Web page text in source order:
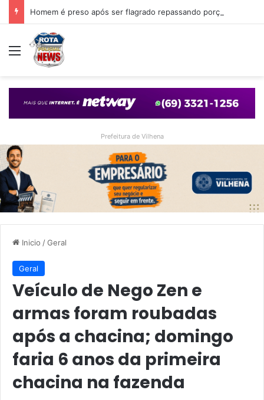
Menu
Prefeitura de Vilhena
Inicio /Geral
Geral
Veículo de Nego Zen e
armas foram roubadas
após a chacina; domingo
faria 6 anos da primeira
chacina na fazenda